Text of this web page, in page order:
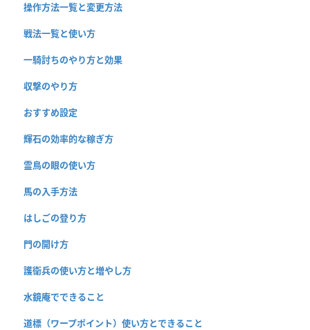
操作方法一覧と変更方法
戦法一覧と使い方
一騎討ちのやり方と効果
収撃のやり方
おすすめ設定
輝石の効率的な稼ぎ方
霊鳥の眼の使い方
馬の入手方法
はしごの登り方
門の開け方
護衛兵の使い方と増やし方
水鏡庵でできること
道標（ワープポイント）使い方とできること